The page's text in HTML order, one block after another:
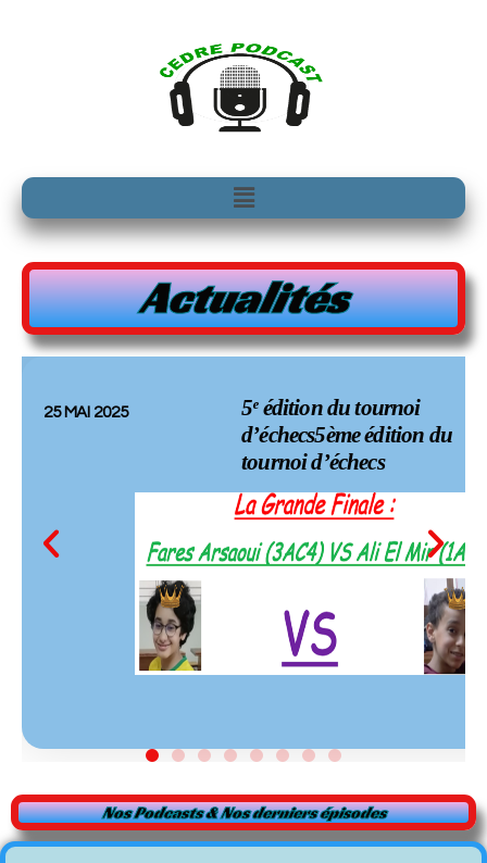
Menu
Actualités
25 MAI 2025
5ᵉ édition du tournoi
d’échecs5ème édition du
tournoi d’échecs
Nos Podcasts & Nos derniers épisodes